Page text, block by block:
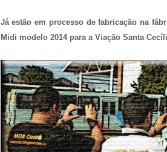
Já estão em processo de fabricação na
Midi modelo 2014 para a Viação Santa